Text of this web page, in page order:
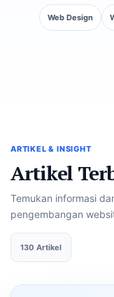
Web Design
ARTIKEL & INSIGHT
Artikel
Temukan informasi
pengembangan
130 Artikel